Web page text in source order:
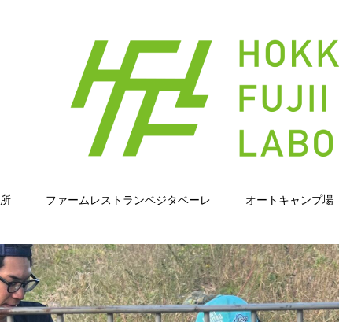
ファームレストランベジタベーレ オートキャンプ場